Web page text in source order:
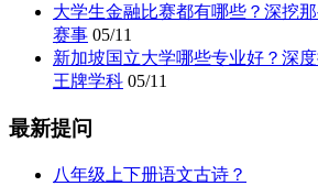
大学生金融比赛都有哪些？深挖
赛事 05/11
新加坡国立大学哪些专业好？深
王牌学科 05/11
最新提问
八年级上下册语文古诗？